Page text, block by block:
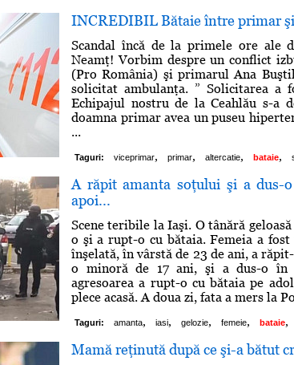
INCREDIBIL Bătaie între primar
Scandal încă de la primele ore
Neamţ! Vorbim despre un conflict
(Pro România) şi primarul Ana
solicitat ambulanţa. ” Solicitarea a
Echipajul nostru de la Ceahlău s-a
doamna primar avea un puseu
...
Taguri: viceprimar, primar, altercatie, bataie,
A răpit amanta soţului şi a dus-
apoi...
Scene teribile la Iaşi. O tânără
o şi a rupt-o cu bătaia. Femeia a
înşelată, în vârstă de 23 de ani, a
o minoră de 17 ani, şi a dus-o în
agresoarea a rupt-o cu bătaia pe
plece acasă. A doua zi, fata a mers la
Taguri: amanta, iasi, gelozie, femeie, bataie,
Mamă reţinută după ce şi-a bătut